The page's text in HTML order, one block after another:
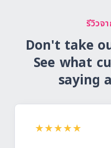
รีวิวจ
Don't take
See what
saying